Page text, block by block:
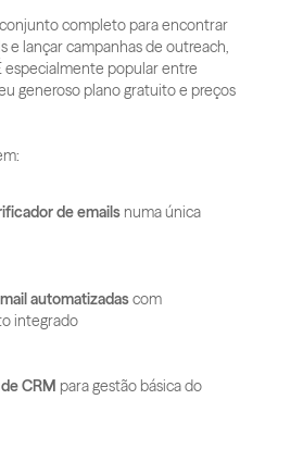
completo para encontrar
e lançar campanhas de outreach,
especialmente popular entre
generoso plano gratuito e preços
de emails numa única
automatizadas com
integrado
CRM para gestão básica do